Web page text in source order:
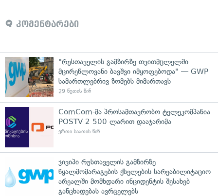
კომენტარები
"რუსთაველის გამზირზე თვითმცლელში
მცირეწლოვანი ბავშვი იმყოფებოდა" — GWP
სამართლებრივ ზომებს მიმართავს
29 წუთის წინ
ComCom-მა პროსამთავრობო ტელეკომპანია
POSTV 2 500 ლარით დააჯარიმა
ერთი საათის წინ
ჯივიპი რუსთაველის გამზირზე
წყალმომარაგების ქსელების სარეაბილიტაციო
არეალში მომხდარი ინციდენტის შესახებ
განცხადებას ავრცელებს